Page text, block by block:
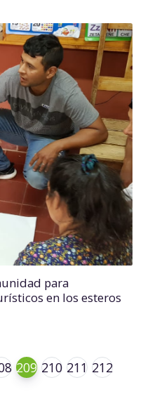
para
en los esteros
209 210 211 212